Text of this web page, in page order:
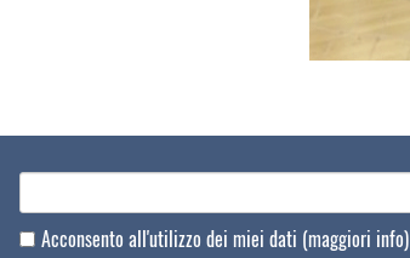
Acconsento all'utilizzo dei miei dati (maggiori info)